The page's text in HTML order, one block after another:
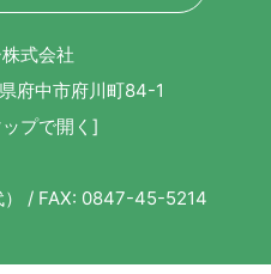
式会社
府中市府川町84-1
プで開く]
/ FAX: 0847-45-5214